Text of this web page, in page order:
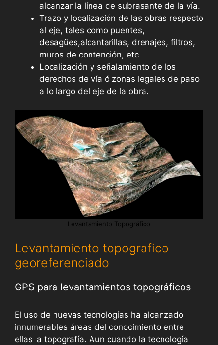
alcanzar la línea de subrasante de la vía.
Trazo y localización de las obras respecto
al eje, tales como puentes,
desagües,alcantarillas, drenajes, filtros,
muros de contención, etc.
Localización y señalamiento de los
derechos de vía ó zonas legales de paso
a lo largo del eje de la obra.
Levantamiento Topográfico
Levantamiento topografico
georeferenciado
GPS para levantamientos topográficos
El uso de nuevas tecnologías ha alcanzado
innumerables áreas del conocimiento entre
ellas la topografía. Aun cuando la tecnología